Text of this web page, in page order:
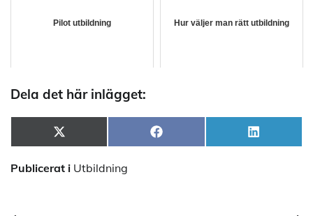
Pilot utbildning Hur väljer man rätt utbildning
Dela det här inlägget:
Dela
på
X
(Twitter)
Dela
på
Facebook
Dela
på
LinkedIn
Publicerat i Utbildning